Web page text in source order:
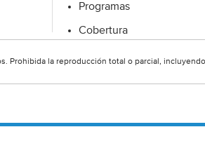
Programas
Cobertura
Prohibida la reproducción total o parcial,